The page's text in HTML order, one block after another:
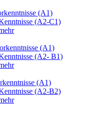
(A1)
(A2-C1)
(A1)
(A2- B1)
(A1)
(A2-B2)